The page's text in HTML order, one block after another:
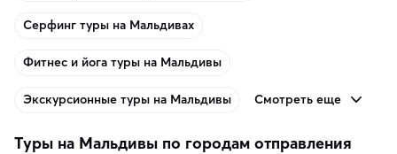
Серфинг туры на Мальдивах
Фитнес и йога туры на Мальдивы
Экскурсионные туры на Мальдивы Смотреть еще
Туры на Мальдивы по городам отправления